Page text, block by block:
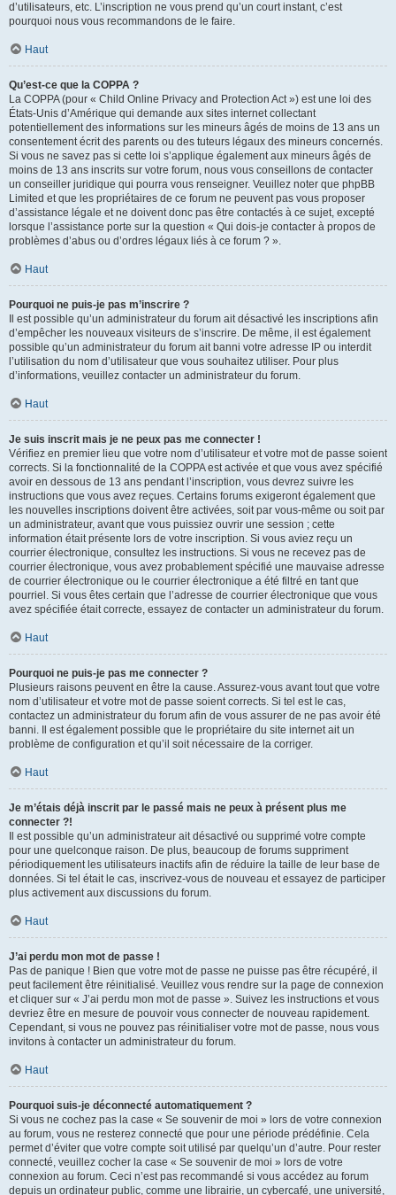
d’utilisateurs, etc. L’inscription ne vous prend qu’un court instant, c’est
pourquoi nous vous recommandons de le faire.
Haut
Qu’est-ce que la COPPA ?
La COPPA (pour « Child Online Privacy and Protection Act ») est une loi des
États-Unis d’Amérique qui demande aux sites internet collectant
potentiellement des informations sur les mineurs âgés de moins de 13 ans un
consentement écrit des parents ou des tuteurs légaux des mineurs concernés.
Si vous ne savez pas si cette loi s’applique également aux mineurs âgés de
moins de 13 ans inscrits sur votre forum, nous vous conseillons de contacter
un conseiller juridique qui pourra vous renseigner. Veuillez noter que phpBB
Limited et que les propriétaires de ce forum ne peuvent pas vous proposer
d’assistance légale et ne doivent donc pas être contactés à ce sujet, excepté
lorsque l’assistance porte sur la question « Qui dois-je contacter à propos de
problèmes d’abus ou d’ordres légaux liés à ce forum ? ».
Haut
Pourquoi ne puis-je pas m’inscrire ?
Il est possible qu’un administrateur du forum ait désactivé les inscriptions afin
d’empêcher les nouveaux visiteurs de s’inscrire. De même, il est également
possible qu’un administrateur du forum ait banni votre adresse IP ou interdit
l’utilisation du nom d’utilisateur que vous souhaitez utiliser. Pour plus
d’informations, veuillez contacter un administrateur du forum.
Haut
Je suis inscrit mais je ne peux pas me connecter !
Vérifiez en premier lieu que votre nom d’utilisateur et votre mot de passe soient
corrects. Si la fonctionnalité de la COPPA est activée et que vous avez spécifié
avoir en dessous de 13 ans pendant l’inscription, vous devrez suivre les
instructions que vous avez reçues. Certains forums exigeront également que
les nouvelles inscriptions doivent être activées, soit par vous-même ou soit par
un administrateur, avant que vous puissiez ouvrir une session ; cette
information était présente lors de votre inscription. Si vous aviez reçu un
courrier électronique, consultez les instructions. Si vous ne recevez pas de
courrier électronique, vous avez probablement spécifié une mauvaise adresse
de courrier électronique ou le courrier électronique a été filtré en tant que
pourriel. Si vous êtes certain que l’adresse de courrier électronique que vous
avez spécifiée était correcte, essayez de contacter un administrateur du forum.
Haut
Pourquoi ne puis-je pas me connecter ?
Plusieurs raisons peuvent en être la cause. Assurez-vous avant tout que votre
nom d’utilisateur et votre mot de passe soient corrects. Si tel est le cas,
contactez un administrateur du forum afin de vous assurer de ne pas avoir été
banni. Il est également possible que le propriétaire du site internet ait un
problème de configuration et qu’il soit nécessaire de la corriger.
Haut
Je m’étais déjà inscrit par le passé mais ne peux à présent plus me
connecter ?!
Il est possible qu’un administrateur ait désactivé ou supprimé votre compte
pour une quelconque raison. De plus, beaucoup de forums suppriment
périodiquement les utilisateurs inactifs afin de réduire la taille de leur base de
données. Si tel était le cas, inscrivez-vous de nouveau et essayez de participer
plus activement aux discussions du forum.
Haut
J’ai perdu mon mot de passe !
Pas de panique ! Bien que votre mot de passe ne puisse pas être récupéré, il
peut facilement être réinitialisé. Veuillez vous rendre sur la page de connexion
et cliquer sur « J’ai perdu mon mot de passe ». Suivez les instructions et vous
devriez être en mesure de pouvoir vous connecter de nouveau rapidement.
Cependant, si vous ne pouvez pas réinitialiser votre mot de passe, nous vous
invitons à contacter un administrateur du forum.
Haut
Pourquoi suis-je déconnecté automatiquement ?
Si vous ne cochez pas la case « Se souvenir de moi » lors de votre connexion
au forum, vous ne resterez connecté que pour une période prédéfinie. Cela
permet d’éviter que votre compte soit utilisé par quelqu’un d’autre. Pour rester
connecté, veuillez cocher la case « Se souvenir de moi » lors de votre
connexion au forum. Ceci n’est pas recommandé si vous accédez au forum
depuis un ordinateur public, comme une librairie, un cybercafé, une université,